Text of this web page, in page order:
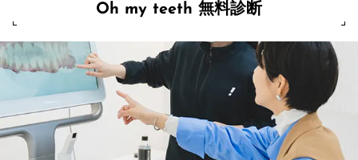
Oh my teeth 無料診断